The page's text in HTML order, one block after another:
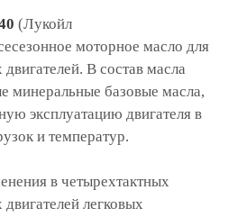
(Лукойл
моторное масло для
В состав масла
минеральные базовые масла,
эксплуатацию двигателя в
и температур.
в четырехтактных
легковых